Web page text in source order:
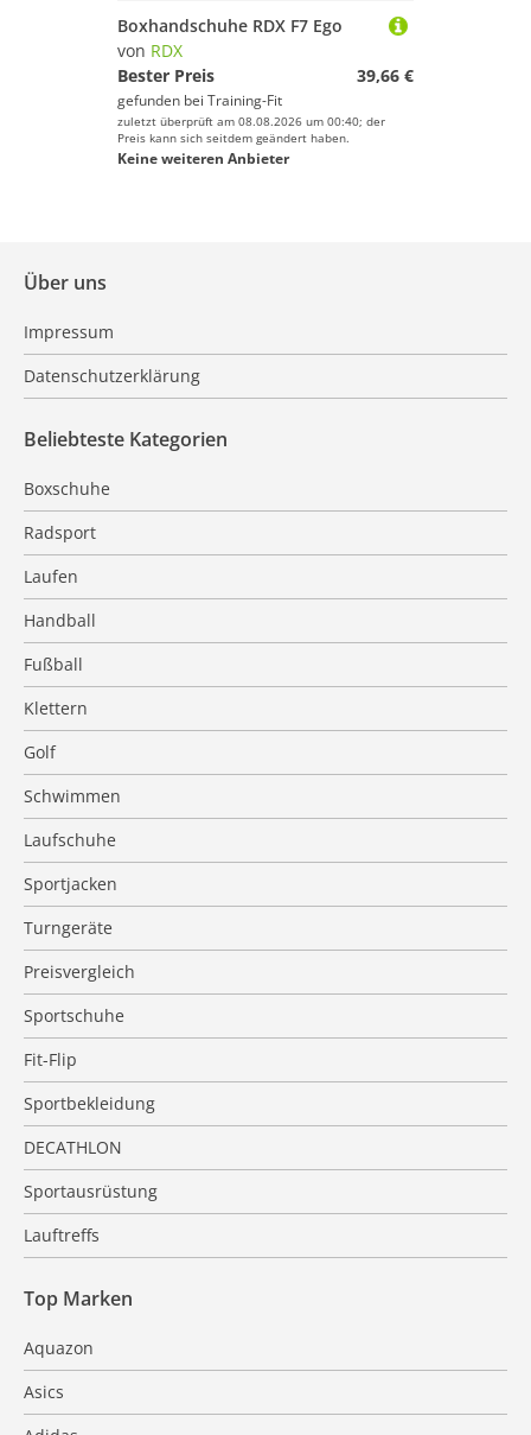
Boxhandschuhe RDX F7 Ego
von RDX
Bester Preis
39,66 €
gefunden bei Training-Fit
zuletzt überprüft am 08.08.2026 um 00:40; der
Preis kann sich seitdem geändert haben.
Keine weiteren Anbieter
Über uns
Impressum
Datenschutzerklärung
Beliebteste Kategorien
Boxschuhe
Radsport
Laufen
Handball
Fußball
Klettern
Golf
Schwimmen
Laufschuhe
Sportjacken
Turngeräte
Preisvergleich
Sportschuhe
Fit-Flip
Sportbekleidung
DECATHLON
Sportausrüstung
Lauftreffs
Top Marken
Aquazon
Asics